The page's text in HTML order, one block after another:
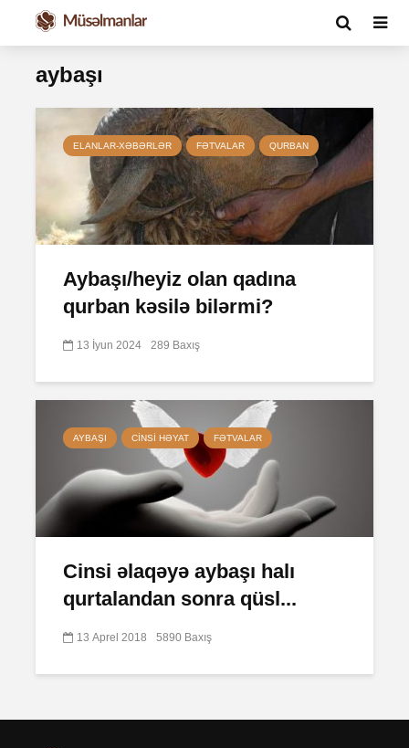
aybaşı
ELANLAR-XƏBƏRLƏR FƏTVALAR QURBAN
Aybaşı/heyiz olan qadına
qurban kəsilə bilərmi?
13 İyun 2024 289 Baxış
AYBAŞI CINSI HƏYAT FƏTVALAR
Cinsi əlaqəyə aybaşı halı
qurtalandan sonra qüsl...
13 Aprel 2018 5890 Baxış